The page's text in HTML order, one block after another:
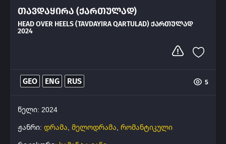
თავდაყირა (ქართულად)
HEAD OVER HEELS (TAVDAYIRA QARTULAD) ᲥᲐᲠᲗᲣᲚᲐᲓ
2024
GEO ENG RUS 5
წელი: 2024
ჟანრი: დრამა, მელოდრამა, რომანტიკული